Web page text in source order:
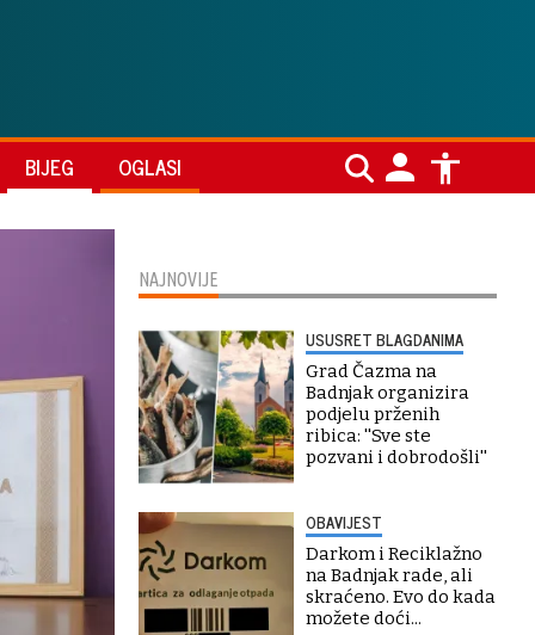
BIJEG OGLASI
NAJNOVIJE
USUSRET BLAGDANIMA
Grad Čazma na
Badnjak organizira
podjelu prženih
ribica: ''Sve ste
pozvani i dobrodošli''
OBAVIJEST
Darkom i Reciklažno
na Badnjak rade, ali
skraćeno. Evo do kada
možete doći...